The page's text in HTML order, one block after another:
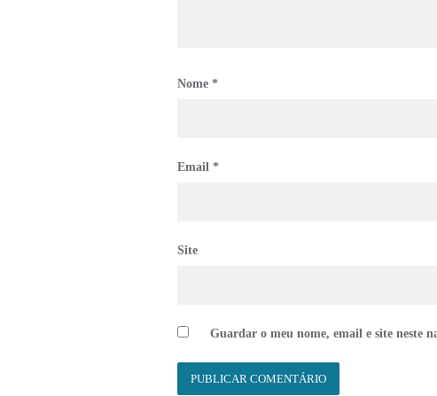
Nome *
Email *
Site
Guardar o meu nome, email e site neste